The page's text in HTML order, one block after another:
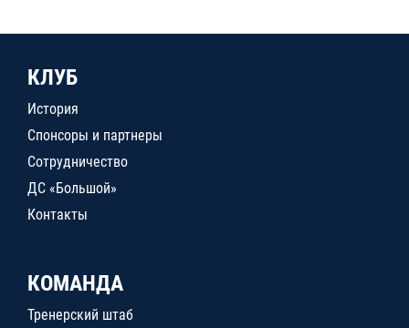
КЛУБ
История
Спонсоры и партнеры
Сотрудничество
ДС «Большой»
Контакты
КОМАНДА
Тренерский штаб